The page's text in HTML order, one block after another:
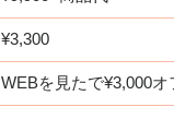
¥3,300
WEBを見たで¥3,000オ